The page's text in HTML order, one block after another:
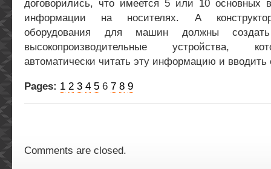
договори­лись, что имеется 5 или 10 основных
информации на носителях. А
оборудования для машин должны создать
высокопроизводительные устройства,
автоматически читать эту информацию и
Pages: 1 2 3 4 5 6 7 8 9
Comments are closed.